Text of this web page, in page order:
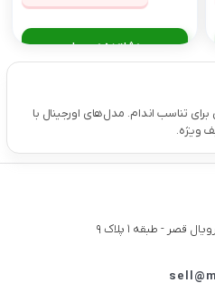
مشاهده محصول
تناسب اندام. مدل‌های اورجینال با
ویژه.
- طبقه ۱ پلاک ۹